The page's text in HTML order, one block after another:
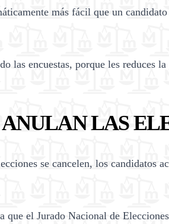
más fácil que un
encuestas, porque les reduces
LAS
se cancelen, los candidatos
el Jurado Nacional de